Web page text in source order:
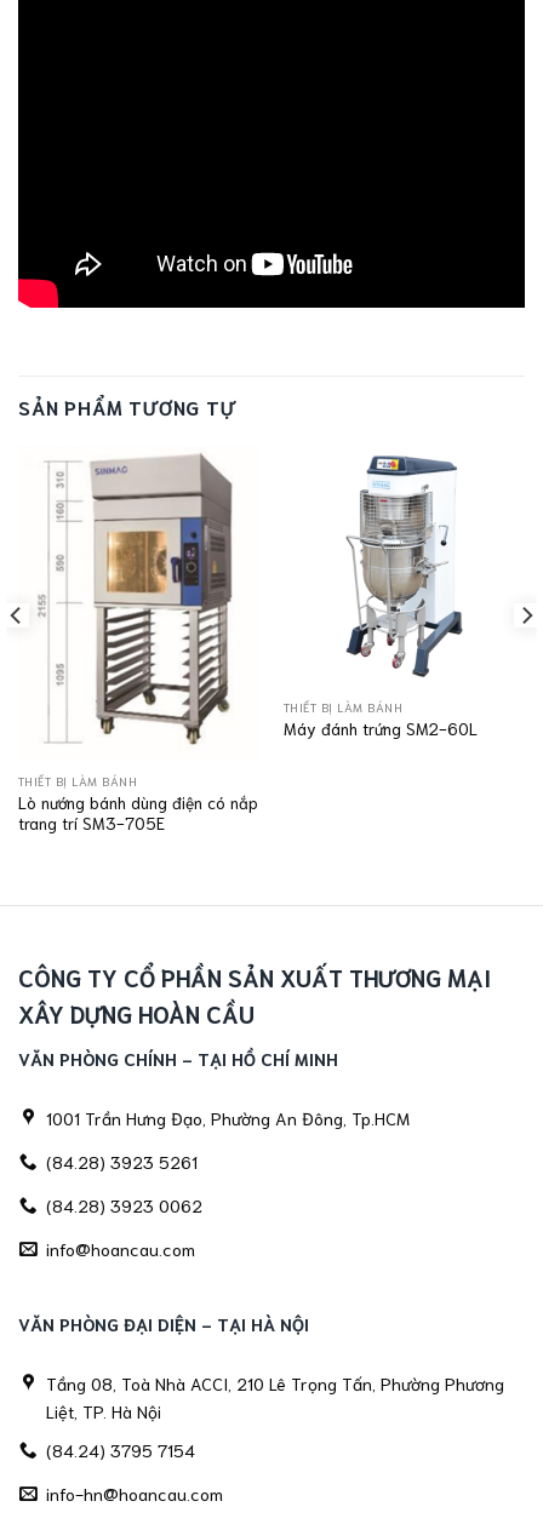
SẢN PHẨM TƯƠNG TỰ
THIẾT BỊ LÀM BÁNH
Lò nướng bánh dùng điện có nắp
trang trí SM3-705E
THIẾT BỊ LÀM BÁNH
Máy đánh trứng SM2-60L
CÔNG TY CỔ PHẦN SẢN XUẤT THƯƠNG MẠI
XÂY DỰNG HOÀN CẦU
VĂN PHÒNG CHÍNH - TẠI HỒ CHÍ MINH
1001 Trần Hưng Đạo, Phường An Đông, Tp.HCM
(84.28) 3923 5261
(84.28) 3923 0062
info@hoancau.com
VĂN PHÒNG ĐẠI DIỆN - TẠI HÀ NỘI
Tầng 08, Toà Nhà ACCI, 210 Lê Trọng Tấn, Phường Phương
Liệt, TP. Hà Nội
(84.24) 3795 7154
info-hn@hoancau.com